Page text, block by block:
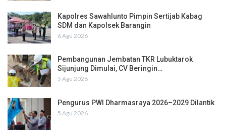
Kapolres Sawahlunto Pimpin Sertijab Kabag
SDM dan Kapolsek Barangin
6 Agu 2026
Pembangunan Jembatan TKR Lubuktarok
Sijunjung Dimulai, CV Beringin…
5 Agu 2026
Pengurus PWI Dharmasraya 2026–2029 Dilantik
5 Agu 2026